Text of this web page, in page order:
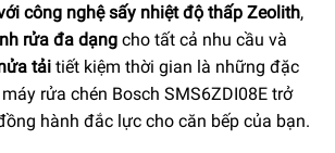
công nghệ sấy nhiệt độ thấp Zeolith,
rửa đa dạng cho tất cả nhu cầu và
tải tiết kiệm thời gian là những đặc
rửa chén Bosch SMS6ZDI08E trở
hành đắc lực cho căn bếp của bạn.